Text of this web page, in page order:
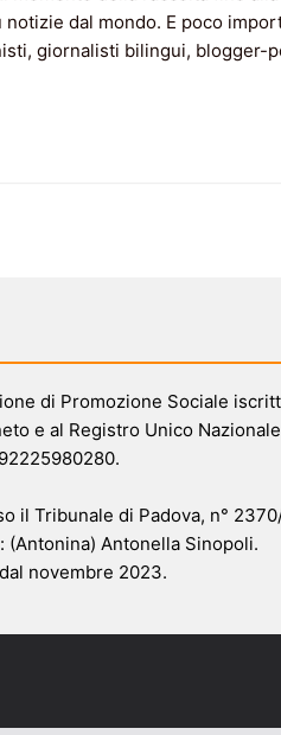
notizie dal mondo. E poco
giornalisti bilingui, blogger-
di Promozione Sociale
e al Registro Unico
il Tribunale di Padova, n°
(Antonina) Antonella Sinopoli.
novembre 2023.